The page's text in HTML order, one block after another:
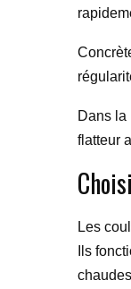
Dans la
flatteur
Les
Ils